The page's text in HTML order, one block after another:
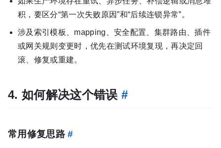
积，要区分“第一次失败原因”和“后续连锁异常”。
涉及索引模板、mapping、安全配置、集群路由、插件
或网关规则变更时，优先在测试环境复现，再决定回
滚、修复或重建。
4. 如何解决这个错误 #
常用修复思路#